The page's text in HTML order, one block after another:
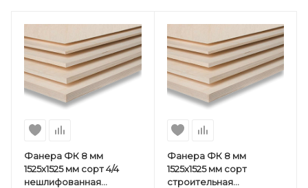
Фанера ФК 8 мм
1525х1525 мм сорт 4/4
нешлифованная
Фанера ФК 8 мм
1525х1525 мм сорт
строительная